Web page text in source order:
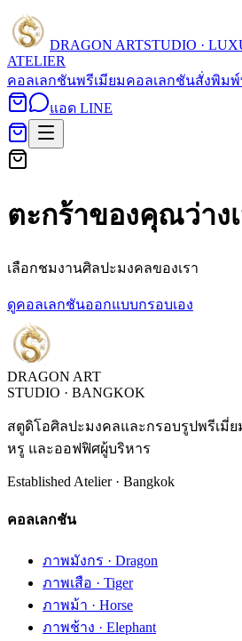
DRAGON ARTSTUDIO ·
ATELIER
คอลเลกชันพรีเมียมคอลเลกชันสั่งพิมพ์
แอด LINE
ตะกร้าของคุณว่าง
เลือกชมงานศิลปะมงคลของเรา
ดูคอลเลกชันออกแบบกรอบเอง
DRAGON ART
STUDIO · BANGKOK
สตูดิโอศิลปะมงคลและกรอบรูปพรีเมี่
หรู และออฟฟิศผู้บริหาร
Established Atelier · Bangkok
คอลเลกชัน
ภาพมังกร · Dragon
ภาพเสือ · Tiger
ภาพม้า · Horse
ภาพช้าง · Elephant